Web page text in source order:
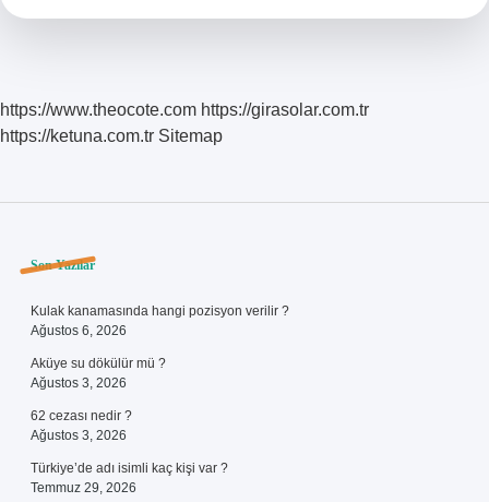
https://www.theocote.com https://girasolar.com.tr
https://ketuna.com.tr Sitemap
Sidebar
Son Yazılar
Kulak kanamasında hangi pozisyon verilir ?
Ağustos 6, 2026
Aküye su dökülür mü ?
Ağustos 3, 2026
62 cezası nedir ?
Ağustos 3, 2026
Türkiye’de adı isimli kaç kişi var ?
Temmuz 29, 2026